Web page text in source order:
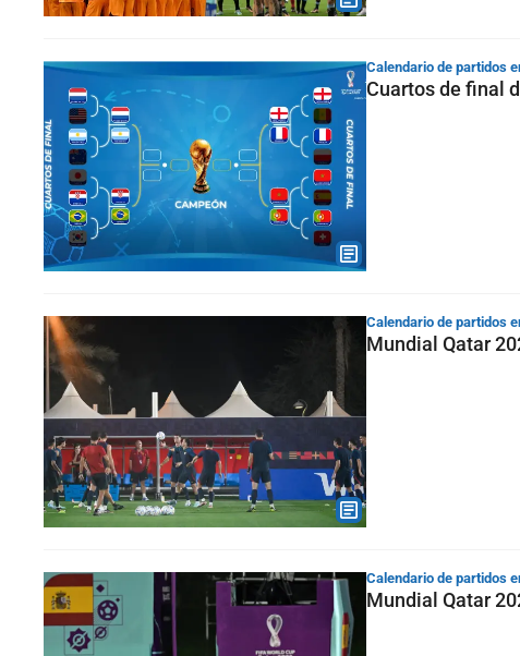
Calendario de partidos
Cuartos de final
Calendario de partidos
Mundial Qatar
Calendario de partidos
Mundial Qatar